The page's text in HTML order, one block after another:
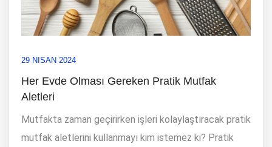
İLETIŞIM
0850 311 70 70
29 NISAN 2024
Her Evde Olması Gereken Pratik Mutfak
Aletleri
Mutfakta zaman geçirirken işleri kolaylaştıracak pratik
mutfak aletlerini kullanmayı kim istemez ki? Pratik